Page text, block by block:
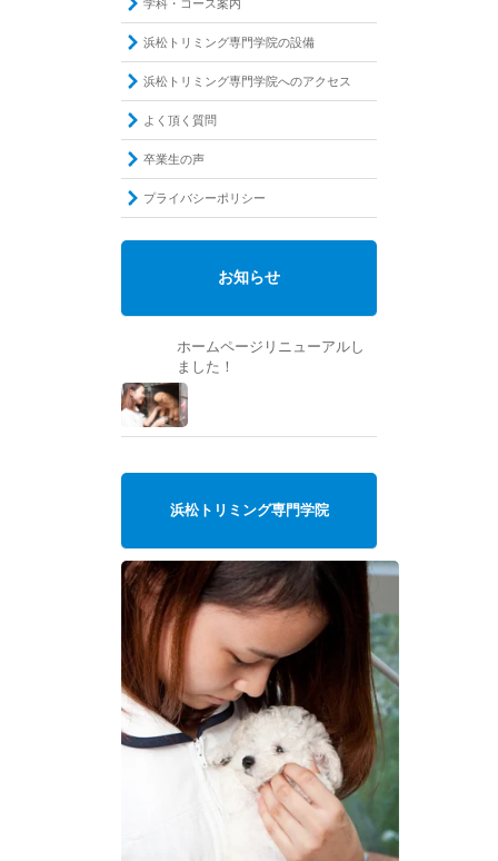
学科・コース案内
浜松トリミング専門学院の設備
浜松トリミング専門学院へのアクセス
よく頂く質問
卒業生の声
プライバシーポリシー
お知らせ
ホームページリニューアルし
ました！
浜松トリミング専門学院